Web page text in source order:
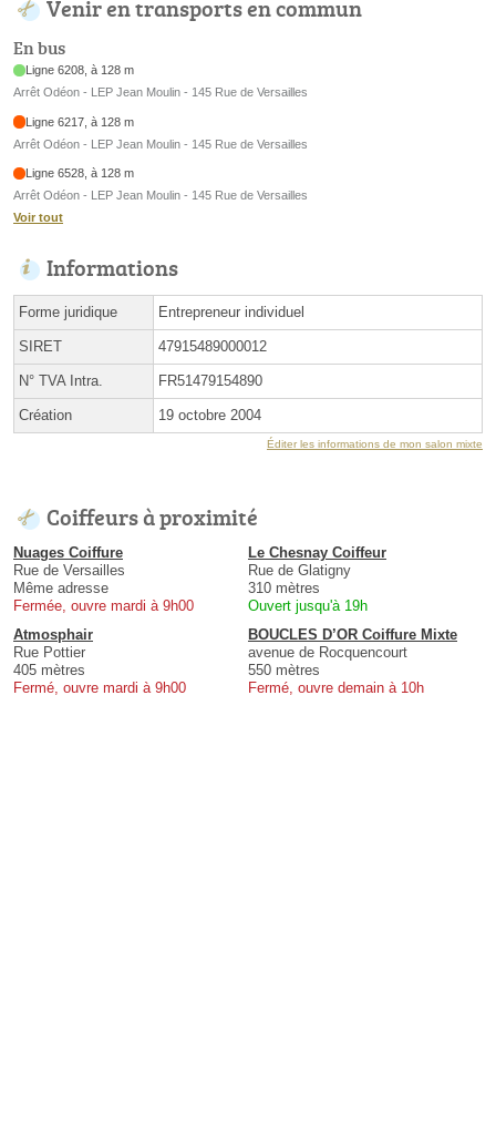
Venir en transports en commun
En bus
Ligne 6208, à 128 m
Arrêt Odéon - LEP Jean Moulin - 145 Rue de Versailles
Ligne 6217, à 128 m
Arrêt Odéon - LEP Jean Moulin - 145 Rue de Versailles
Ligne 6528, à 128 m
Arrêt Odéon - LEP Jean Moulin - 145 Rue de Versailles
Voir tout
Informations
Forme juridique Entrepreneur individuel
SIRET 47915489000012
N° TVA Intra. FR51479154890
Création 19 octobre 2004
Éditer les informations de mon salon mixte
Coiffeurs à proximité
Nuages Coiffure
Rue de Versailles
Même adresse
Fermée, ouvre mardi à 9h00
Le Chesnay Coiffeur
Rue de Glatigny
310 mètres
Ouvert jusqu'à 19h
Atmosphair
Rue Pottier
405 mètres
Fermé, ouvre mardi à 9h00
BOUCLES D’OR Coiffure Mixte
avenue de Rocquencourt
550 mètres
Fermé, ouvre demain à 10h